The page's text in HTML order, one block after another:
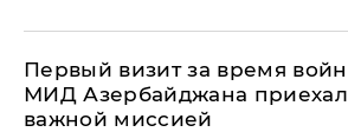
Первый визит за время
МИД Азербайджана приехал
важной миссией